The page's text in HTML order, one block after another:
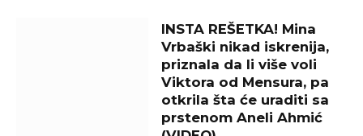
INSTA REŠETKA! Mina
Vrbaški nikad iskrenija,
priznala da li više voli
Viktora od Mensura, pa
otkrila šta će uraditi sa
prstenom Aneli Ahmić